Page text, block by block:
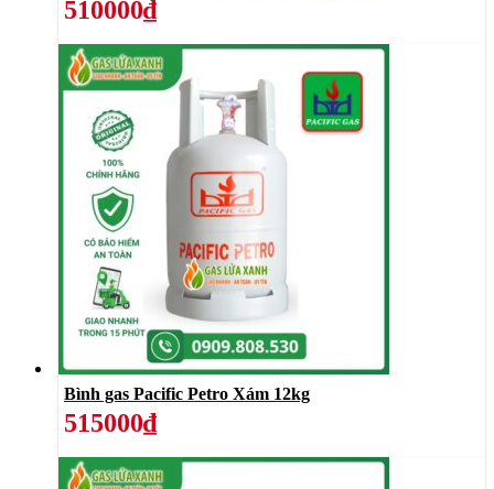
510000₫
Bình gas Pacific Petro Xám 12kg
515000₫